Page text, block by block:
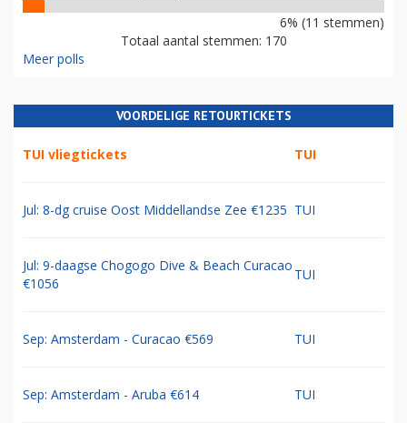
6% (11 stemmen)
Totaal aantal stemmen: 170
Meer polls
VOORDELIGE RETOURTICKETS
TUI vliegtickets TUI
Jul: 8-dg cruise Oost Middellandse Zee €1235 TUI
Jul: 9-daagse Chogogo Dive & Beach Curacao
€1056
TUI
Sep: Amsterdam - Curacao €569 TUI
Sep: Amsterdam - Aruba €614 TUI